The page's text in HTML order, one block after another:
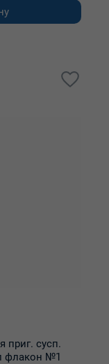
приг. сусп.
флакон №1